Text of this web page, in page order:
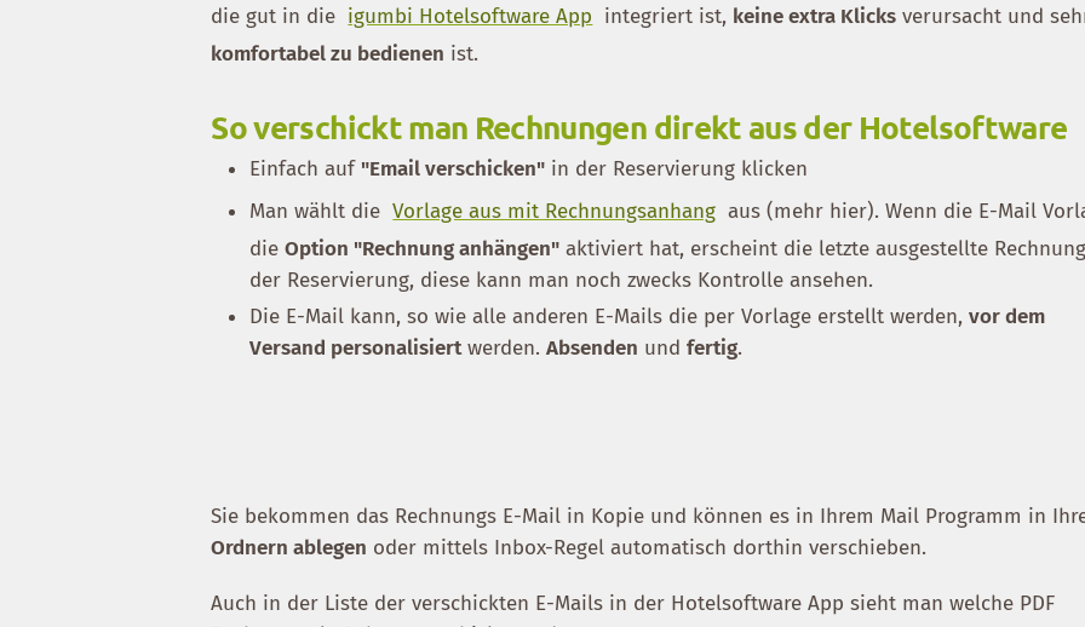
die gut in die igumbi Hotelsoftware App integriert ist, keine extra Klicks verursacht und
komfortabel zu bedienen ist.
So verschickt man Rechnungen direkt aus der Hotelsoftware
Einfach auf "Email verschicken" in der Reservierung klicken
Man wählt die Vorlage aus mit Rechnungsanhang aus (mehr hier). Wenn die E-Mail
dieOption "Rechnung anhängen" aktiviert hat, erscheint die letzte ausgestellte
der Reservierung, diese kann man noch zwecks Kontrolle ansehen.
Die E-Mail kann, so wie alle anderen E-Mails die per Vorlage erstellt werden,vor dem
Versand personalisiertwerden.Absenden undfertig.
Sie bekommen das Rechnungs E-Mail in Kopie und können es in Ihrem Mail Programm in
Ordnern ablegen oder mittels Inbox-Regel automatisch dorthin verschieben.
Auch in der Liste der verschickten E-Mails in der Hotelsoftware App sieht man welche PDF